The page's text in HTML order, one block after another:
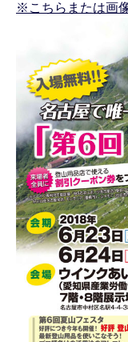
※こちらまたは画